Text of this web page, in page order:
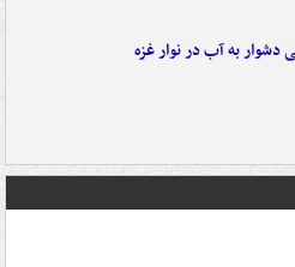
دشوار به آب در نوار غزه